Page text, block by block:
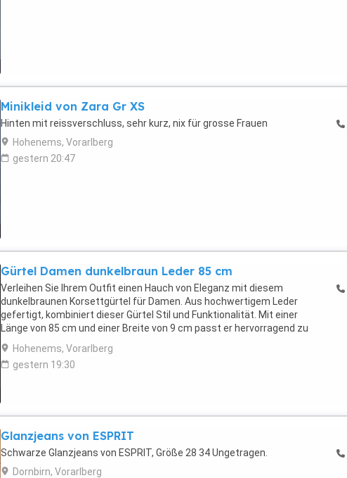
Minikleid von Zara Gr XS
Hinten mit reissverschluss, sehr kurz, nix für grosse Frauen
Hohenems, Vorarlberg
gestern 20:47
Gürtel Damen dunkelbraun Leder 85 cm
Verleihen Sie Ihrem Outfit einen Hauch von Eleganz mit diesem
dunkelbraunen Korsettgürtel für Damen. Aus hochwertigem Leder
gefertigt, kombiniert dieser Gürtel Stil und Funktionalität. Mit einer
Länge von 85 cm und einer Breite von 9 cm passt er hervorragend zu
einer Vielzahl von Kleidungsstücken und ...
Hohenems, Vorarlberg
gestern 19:30
Glanzjeans von ESPRIT
Schwarze Glanzjeans von ESPRIT, Größe 28 34 Ungetragen.
Dornbirn, Vorarlberg